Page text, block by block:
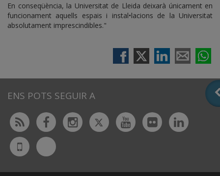
En conseqüència, la Universitat de Lleida deixarà únicament en
funcionament aquells espais i instal•lacions de la Universitat
absolutament imprescindibles."
ENS POTS SEGUIR A
Rss FacebookInstagram
TwitterYoutubeFlickr
UdL
App
Bluesky